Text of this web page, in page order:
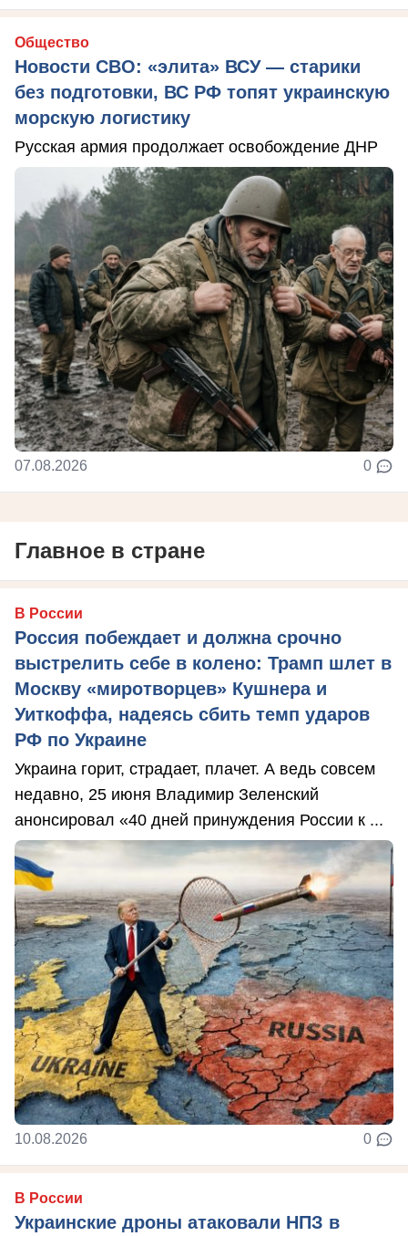
Общество
Новости СВО: «элита» ВСУ — старики
без подготовки, ВС РФ топят украинскую
морскую логистику
Русская армия продолжает освобождение ДНР
07.08.2026 0
Главное в стране
В России
Россия побеждает и должна срочно
выстрелить себе в колено: Трамп шлет в
Москву «миротворцев» Кушнера и
Уиткоффа, надеясь сбить темп ударов
РФ по Украине
Украина горит, страдает, плачет. А ведь совсем
недавно, 25 июня Владимир Зеленский
анонсировал «40 дней принуждения России к ...
10.08.2026 0
В России
Украинские дроны атаковали НПЗ в